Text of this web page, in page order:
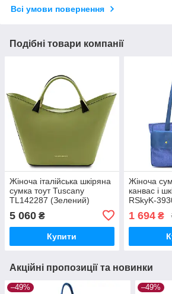
Всі умови повернення
Подібні товари компанії
Жіноча італійська шкіряна
сумка тоут Tuscany
TL142287 (Зелений)
5 060 ₴
Купити
Жіноча
канвас і
RSkyK-
1 694₴
Акційні пропозиції та новинки
–49% –49%